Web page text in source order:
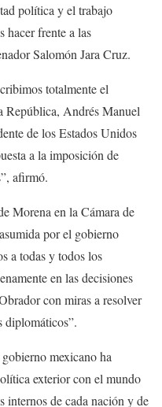
política y el trabajo
hacer frente a las
Salomón Jara Cruz.
totalmente el
República, Andrés Manuel
de los Estados Unidos
a la imposición de
afirmó.
Morena en la Cámara de
por el gobierno
a todas y todos los
en las decisiones
con miras a resolver
diplomáticos”.
mexicano ha
exterior con el mundo
internos de cada nación y de